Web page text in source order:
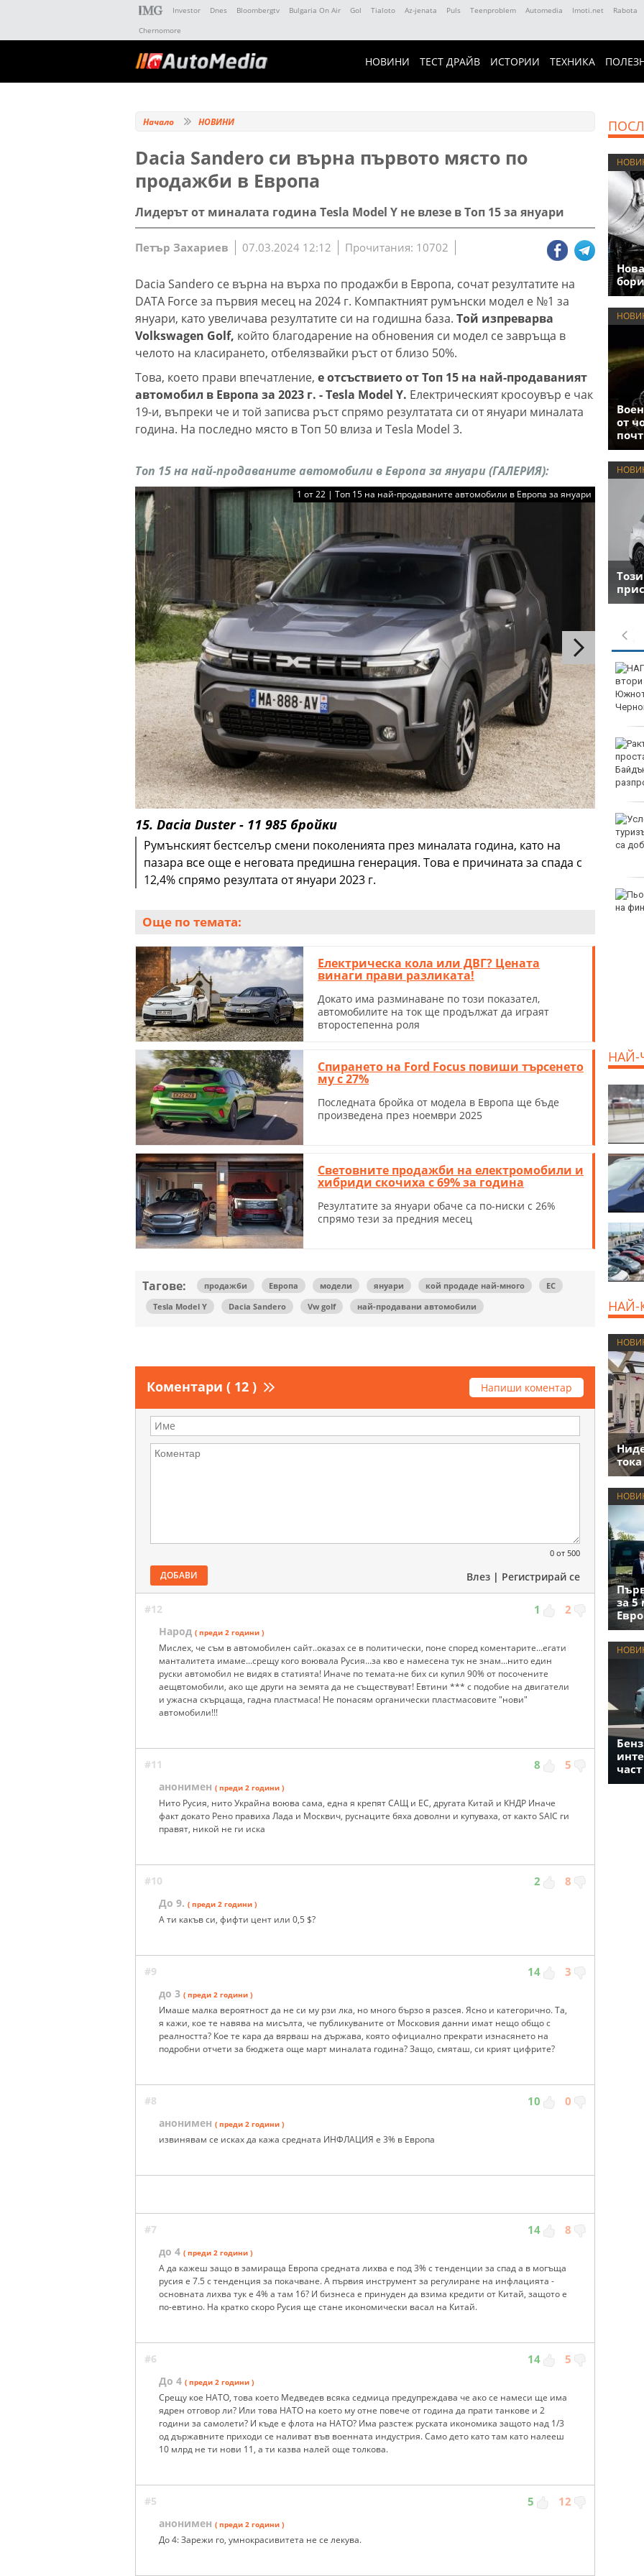
Investor Dnes Bloombergtv Bulgaria On Air Gol Tialoto Az-jenata Puls Teenproblem Automedia Imoti.net Rabota
Chernomore
НОВИНИ ТЕСТ ДРАЙВ ИСТОРИИ ТЕХНИКА
Начало НОВИНИ
Dacia Sandero си върна първото място по
продажби в Европа
Лидерът от миналата година Tesla Model Y не влезе в Топ 15 за януари
Петър Захариев 07.03.2024 12:12 Прочитания: 10702
Dacia Sandero се върна на върха по продажби в Европа, сочат резултатите на
DATA Force за първия месец на 2024 г. Компактният румънски модел е №1 за
януари, като увеличава резултатите си на годишна база. Той изпреварва
Volkswagen Golf, който благодарение на обновения си модел се завръща в
челото на класирането, отбелязвайки ръст от близо 50%.
Това, което прави впечатление, е отсъствието от Топ 15 на най-продаваният
автомобил в Европа за 2023 г. - Tesla Model Y. Електрическият кросоувър е чак
19-и, въпреки че и той записва ръст спрямо резултатата си от януари миналата
година. На последно място в Топ 50 влиза и Tesla Model 3.
Топ 15 на най-продаваните автомобили в Европа за януари (ГАЛЕРИЯ):
1 от 22 | Топ 15 на най-продаваните автомобили в Европа за януари
15. Dacia Duster - 11 985 бройки
Румънският бестселър смени поколенията през миналата година, като на
пазара все още е неговата предишна генерация. Това е причината за спада с
12,4% спрямо резултата от януари 2023 г.
Още по темата:
Eлектрическа кола или ДВГ? Цената
винаги прави разликата!
Докато има разминаване по този показател,
автомобилите на ток ще продължат да играят
второстепенна роля
Спирането на Ford Focus повиши търсенето
му с 27%
Последната бройка от модела в Европа ще бъде
произведена през ноември 2025
Световните продажби на електромобили и
хибриди скочиха с 69% за година
Резултатите за януари обаче са по-ниски с 26%
спрямо тези за предния месец
Тагове: продажби Европа модели януари кой продаде най-много
ЕС
Tesla Model Y
Dacia Sandero Vw golf най-продавани автомобили
Коментари ( 12 ) Напиши коментар
0 от 500
ДОБАВИ Влез | Регистрирай се
#12 1 2
Народ ( преди 2 години )
Мислех, че съм в автомобилен сайт..оказах се в политически, поне според коментарите...егати
манталитета имаме...срещу кого воювала Русия...за кво е намесена тук не знам...нито един
руски автомобил не видях в статията! Иначе по темата-не бих си купил 90% от посочените
аещвтомобили, ако ще други на земята да не съществуват! Евтини *** с подобие на двигатели
и ужасна скърцаща, гадна пластмаса! Не понасям органически пластмасовите "нови"
автомобили!!!
#11 8 5
анонимен ( преди 2 години )
Нито Русия, нито Украйна воюва сама, една я крепят САЩ и ЕС, другата Китай и КНДР Иначе
факт докато Рено правиха Лада и Москвич, руснаците бяха доволни и купуваха, от както SAIC ги
правят, никой не ги иска
#10 2 8
До 9. ( преди 2 години )
А ти какъв си, фифти цент или 0,5 $?
#9 14 3
до 3 ( преди 2 години )
Имаше малка вероятност да не си му рзи лка, но много бързо я разсея. Ясно и категорично. Та,
я кажи, кое те навява на мисълта, че публикуваните от Московия данни имат нещо общо с
реалността? Кое те кара да вярваш на държава, която официално прекрати изнасянето на
подробни отчети за бюджета още март миналата година? Защо, смяташ, си крият цифрите?
#8 10 0
анонимен ( преди 2 години )
извинявам се исках да кажа средната ИНФЛАЦИЯ е 3% в Европа
#7 14 8
до 4 ( преди 2 години )
А да кажеш защо в замираща Европа средната лихва е под 3% с тенденции за спад а в могъща
русия е 7.5 с тенденция за покачване. А първия инструмент за регулиране на инфлацията -
основната лихва тук е 4% а там 16? И бизнеса е принуден да взима кредити от Китай, защото е
по-евтино. На кратко скоро Русия ще стане икономически васал на Китай.
#6 14 5
До 4 ( преди 2 години )
Срещу кое НАТО, това което Медведев всяка седмица предупреждава че ако се намеси ще има
ядрен отговор ли? Или това НАТО на което му отне повече от година да прати танкове и 2
години за самолети? И къде е флота на НАТО? Има разстеж руската икономика защото над 1/3
од държавните приходи се наливат във военната индустрия. Само дето като там като налееш
10 млрд не ти нови 11, а ти казва налей още толкова.
#5 5 12
анонимен ( преди 2 години )
До 4: Зарежи го, умнокрасивитета не се лекува.
от
НАП: Почти всеки втори
обект по Южното
Черноморие е с
нарушение
Ракът на простатата на
Джо Байдън се е
разпространил
НАЙ-
НАЙ-
за 5
част